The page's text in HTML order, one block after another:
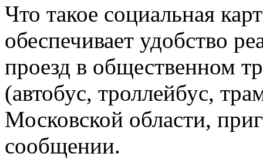
Что такое социальная
обеспечивает удобство
проезд в общественном
(автобус, троллейбус,
Московской области,
сообщении.